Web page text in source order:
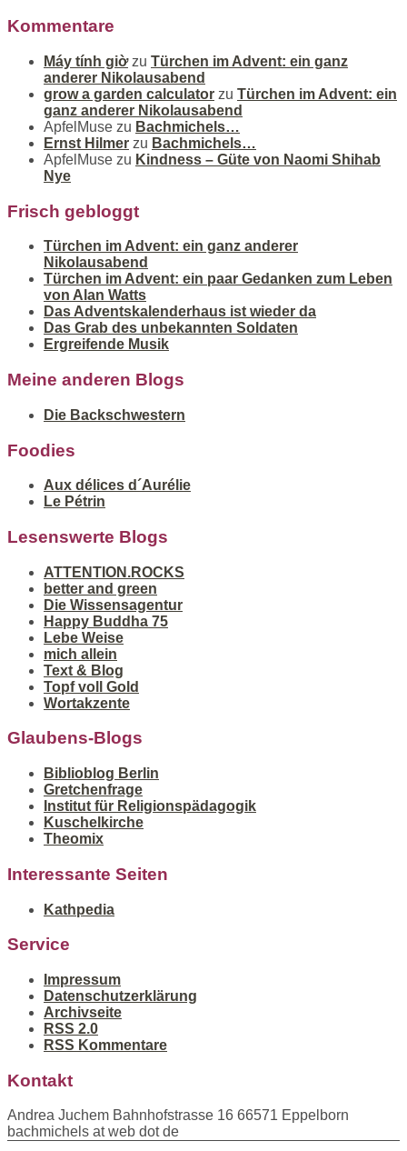
Kommentare
Máy tính giờzu Türchen im Advent: ein ganz
anderer Nikolausabend
grow a garden calculator zu Türchen im Advent: ein
ganz anderer Nikolausabend
ApfelMuse zu Bachmichels…
Ernst Hilmer zu Bachmichels…
ApfelMuse zu Kindness – Güte von Naomi Shihab
Nye
Frisch gebloggt
Türchen im Advent: ein ganz anderer
Nikolausabend
Türchen im Advent: ein paar Gedanken zum Leben
von Alan Watts
Das Adventskalenderhaus ist wieder da
Das Grab des unbekannten Soldaten
Ergreifende Musik
Meine anderen Blogs
Die Backschwestern
Foodies
Aux délices d´Aurélie
Le Pétrin
Lesenswerte Blogs
ATTENTION.ROCKS
better and green
Die Wissensagentur
Happy Buddha 75
Lebe Weise
mich allein
Text & Blog
Topf voll Gold
Wortakzente
Glaubens-Blogs
Biblioblog Berlin
Gretchenfrage
Institut für Religionspädagogik
Kuschelkirche
Theomix
Interessante Seiten
Kathpedia
Service
Impressum
Datenschutzerklärung
Archivseite
RSS 2.0
RSS Kommentare
Kontakt
Andrea Juchem Bahnhofstrasse 16 66571 Eppelborn
bachmichels at web dot de